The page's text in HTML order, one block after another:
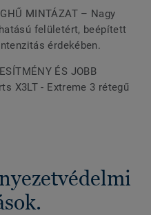
MINTÁZAT – Nagy
felületért, beépített
érdekében.
ÉS JOBB
X3LT - Extreme 3 rétegű